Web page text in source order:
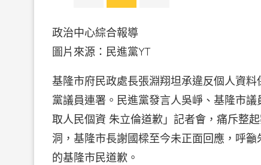
政治中心綜合報導
圖片來源：民進黨
基隆市府民政處長張淵翔坦承違反個人資
黨議員連署。民進黨發言人吳崢、基隆市
取人民個資 朱立倫道歉」記者會，痛斥整
洞，基隆市長謝國樑至今未正面回應，呼
的基隆市民道歉。